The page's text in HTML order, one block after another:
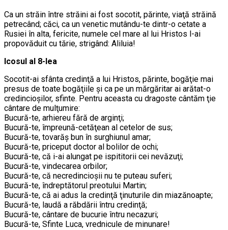
Ca un străin între străini ai fost socotit, părinte, viaţă străină
petrecând; căci, ca un venetic mutându-te dintr-o cetate a
Rusiei în alta, fericite, numele cel mare al lui Hristos l-ai
propovăduit cu tărie, strigând: Aliluia!
Icosul al 8-lea
Socotit-ai sfânta credinţă a lui Hristos, părinte, bogăţie mai
presus de toate bogăţiile şi ca pe un mărgăritar ai arătat-o
credincioşilor, sfinte. Pentru aceasta cu dragoste cântăm ţie
cântare de mulţumire:
Bucură-te, arhiereu fără de arginţi;
Bucură-te, împreună-cetăţean al cetelor de sus;
Bucură-te, tovarăş bun în surghiunul amar;
Bucură-te, priceput doctor al bolilor de ochi;
Bucură-te, că i-ai alungat pe ispititorii cei nevăzuţi;
Bucură-te, vindecarea orbilor;
Bucură-te, că necredincioşii nu te puteau suferi;
Bucură-te, îndreptătorul preotului Martin;
Bucură-te, că ai adus la credinţă ţinuturile din miazănoapte;
Bucură-te, laudă a răbdării întru credinţă;
Bucură-te, cântare de bucurie întru necazuri;
Bucură-te, Sfinte Luca, vrednicule de minunare!